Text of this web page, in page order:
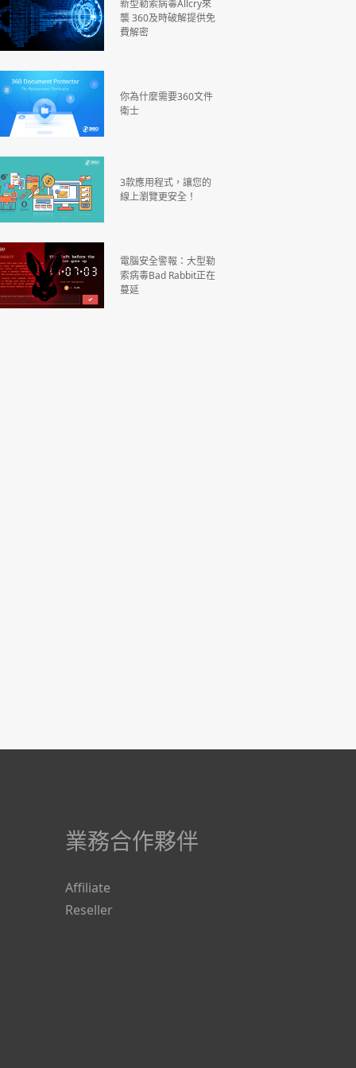
新型勒索病毒Allcry來
襲 360及時破解提供免
費解密
你為什麼需要360文件
衛士
3款應用程式，讓您的
線上瀏覽更安全！
電腦安全警報：大型勒
索病毒Bad Rabbit正在
蔓延
業務合作夥伴
Affiliate
Reseller